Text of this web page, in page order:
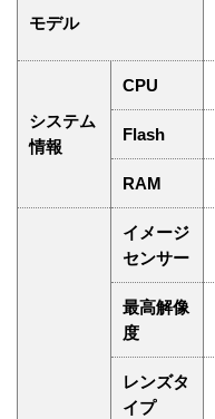
モデル
システム
情報
CPU
Flash
RAM
イメージ
センサー
最高解像
度
レンズタ
イプ